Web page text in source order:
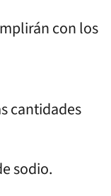
con los
cantidades
sodio.